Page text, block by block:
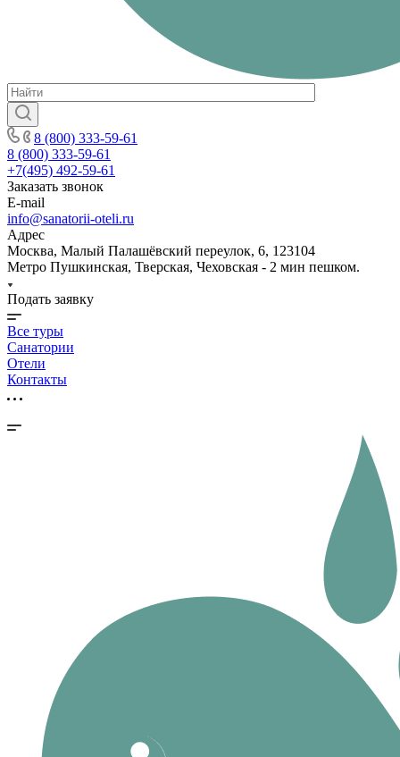
8 (800) 333-59-61
8 (800) 333-59-61
+7(495) 492-59-61
Заказать звонок
E-mail
info@sanatorii-oteli.ru
Адрес
Москва, Малый Палашёвский переулок, 6, 123104
Метро Пушкинская, Тверская, Чеховская - 2 мин пешком.
Подать заявку
Все туры
Санатории
Отели
Контакты